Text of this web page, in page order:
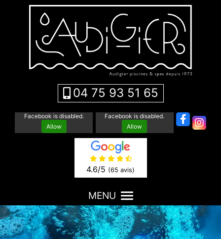
04 75 93 51 65
Facebook is disabled.
Allow
Facebook is disabled.
Allow
4.6/5 (65 avis)
MENU